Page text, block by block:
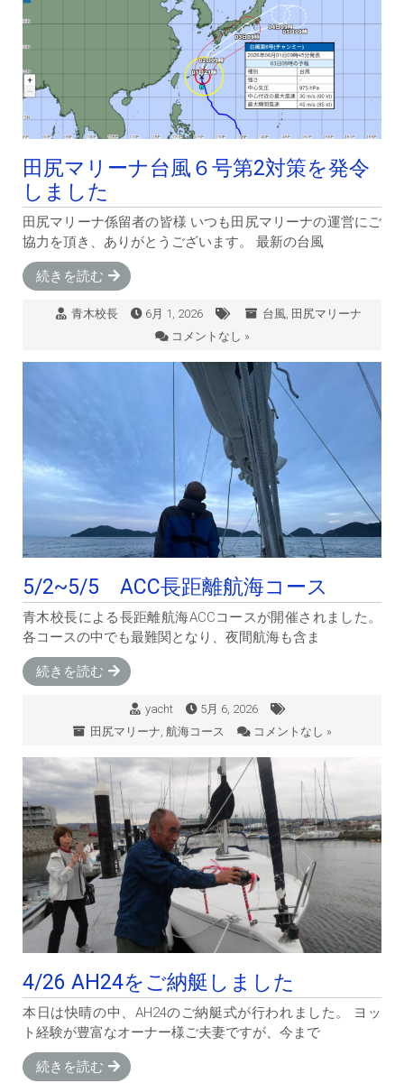
田尻マリーナ台風６号第2対策を発令
しました
田尻マリーナ係留者の皆様 いつも田尻マリーナの運営にご
協力を頂き、ありがとうございます。 最新の台風
続きを読む
青木校長 6月 1, 2026 台風, 田尻マリーナ
コメントなし »
5/2~5/5 ACC長距離航海コース
青木校長による長距離航海ACCコースが開催されました。
各コースの中でも最難関となり、夜間航海も含ま
続きを読む
yacht
5月 6, 2026
田尻マリーナ, 航海コース コメントなし »
4/26 AH24をご納艇しました
本日は快晴の中、AH24のご納艇式が行われました。 ヨッ
ト経験が豊富なオーナー様ご夫妻ですが、今まで
続きを読む